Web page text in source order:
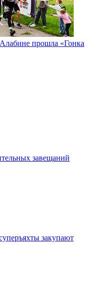
прошла «Гонка
завещаний
закупают